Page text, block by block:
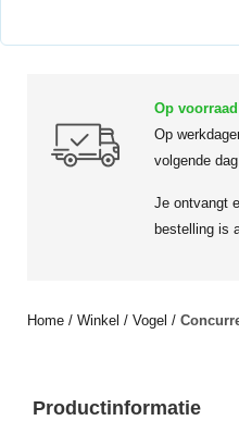
Op voorraad
Op
volgende
Je ontvangt
bestelling is
Home / Winkel / Vogel /
Productinformatie